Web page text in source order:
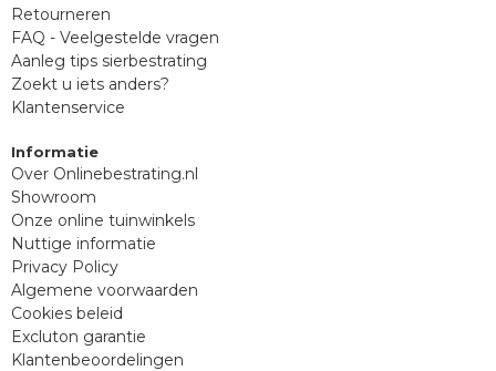
Retourneren
FAQ - Veelgestelde vragen
Aanleg tips sierbestrating
Zoekt u iets anders?
Klantenservice
Informatie
Over Onlinebestrating.nl
Showroom
Onze online tuinwinkels
Nuttige informatie
Privacy Policy
Algemene voorwaarden
Cookies beleid
Excluton garantie
Klantenbeoordelingen